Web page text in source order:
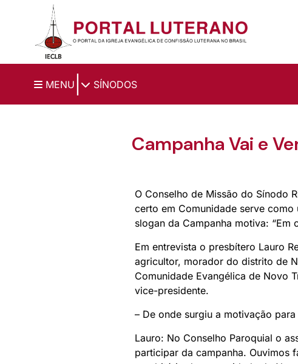
Ir para o conteúdo principal
MENU SÍNODOS
Campanha Vai e
O Conselho de Missão do Sínodo
certo em Comunidade serve
slogan da Campanha motiva: “Em
Em entrevista o presbítero Lauro
agricultor, morador do distrito de
Comunidade Evangélica de Novo
vice-presidente.
– De onde surgiu a motivação
Lauro: No Conselho Paroquial o
participar da campanha. Ouvimos